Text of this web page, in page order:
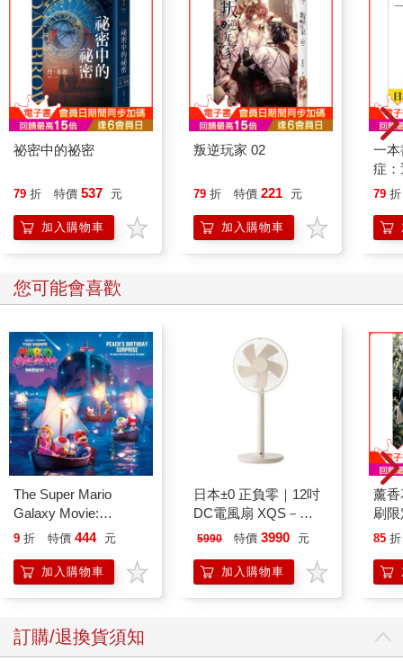
祕密中的祕密
79 折 特價 537 元
加入購物車
叛逆玩家 02
79 折 特價 221 元
加入購物車
一
症
開
的
79 折
您可能會喜歡
The Super Mario
Galaxy Movie:
Peach`s Birthday
Mario Galaxy Movie
Storybook
9 折 特價 444 元
加入購物車
日本±0 正負零｜12吋
DC電風扇 XQS－
Y620 象牙白
5990 特價 3990 元
加入購物車
薰
刷
85 折
訂購/退換貨須知